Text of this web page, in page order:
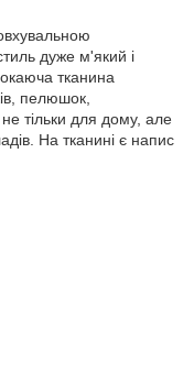
дуже м'який і
тканина
пелюшок,
тільки для дому, але
На тканині є напис